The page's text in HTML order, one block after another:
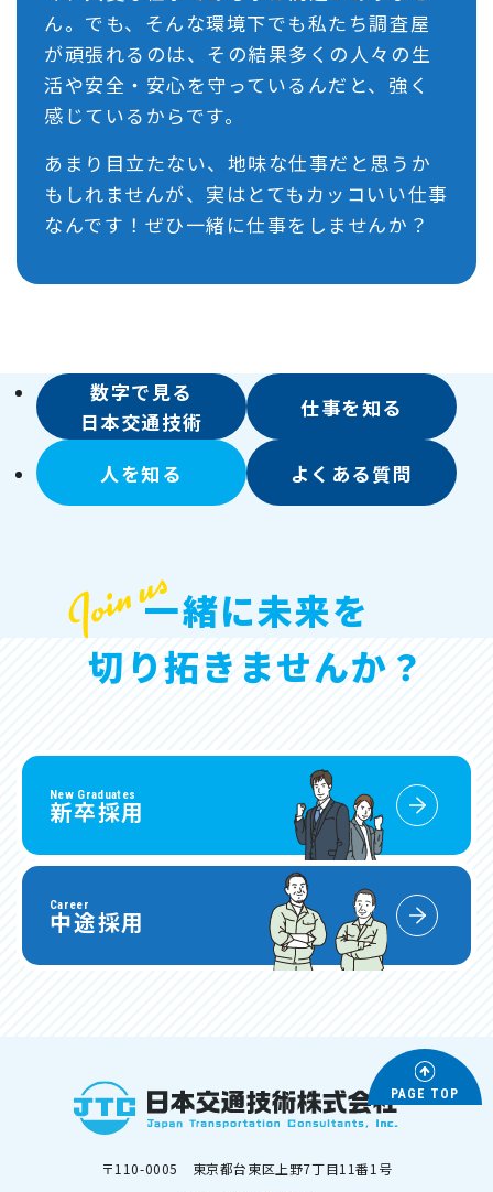
ん。でも、そんな環境下でも私たち調査屋
が頑張れるのは、その結果多くの人々の生
活や安全・安心を守っているんだと、強く
感じているからです。
あまり目立たない、地味な仕事だと思うか
もしれませんが、実はとてもカッコいい仕事
なんです！ぜひ一緒に仕事をしませんか？
数字で見る
日本交通技術
仕事を知る
人を知る よくある質問
一緒に未来を
切り拓きませんか？
New Graduates
新卒採用
Career
中途採用
PAGE TOP
〒110-0005 東京都台東区上野7丁目11番1号